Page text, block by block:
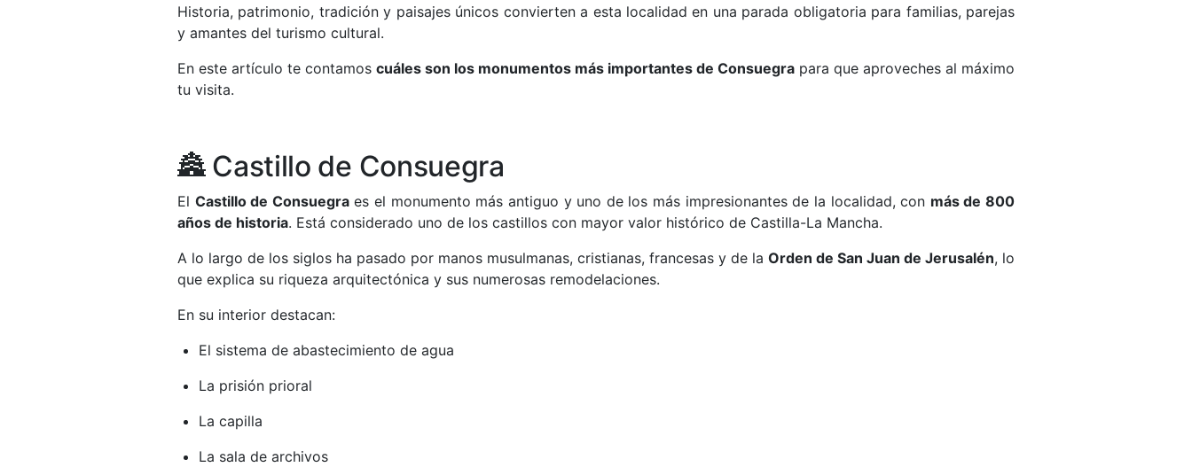
Historia, patrimonio, tradición y paisajes únicos convierten a esta localidad en una parada obligatoria para familias, parejas
y amantes del turismo cultural.
En este artículo te contamos cuáles son los monumentos más importantes de Consuegra para que aproveches al máximo
tu visita.
🏯 Castillo de Consuegra
El Castillo de Consuegraes el monumento más antiguo y uno de los más impresionantes de la localidad, con más de 800
años de historia. Está considerado uno de los castillos con mayor valor histórico de Castilla-La Mancha.
A lo largo de los siglos ha pasado por manos musulmanas, cristianas, francesas y de la Orden de San Juan de Jerusalén, lo
que explica su riqueza arquitectónica y sus numerosas remodelaciones.
En su interior destacan:
El sistema de abastecimiento de agua
La prisión prioral
La capilla
La sala de archivos